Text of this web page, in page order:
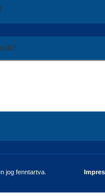
jog fenntartva.